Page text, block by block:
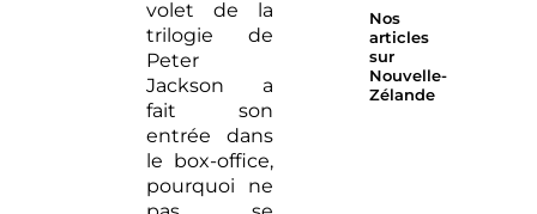
volet de la
trilogie de
Peter
Jackson a
fait son
entrée dans
le box-office,
pourquoi ne
Nos
articles
sur
Nouvelle-
Zélande